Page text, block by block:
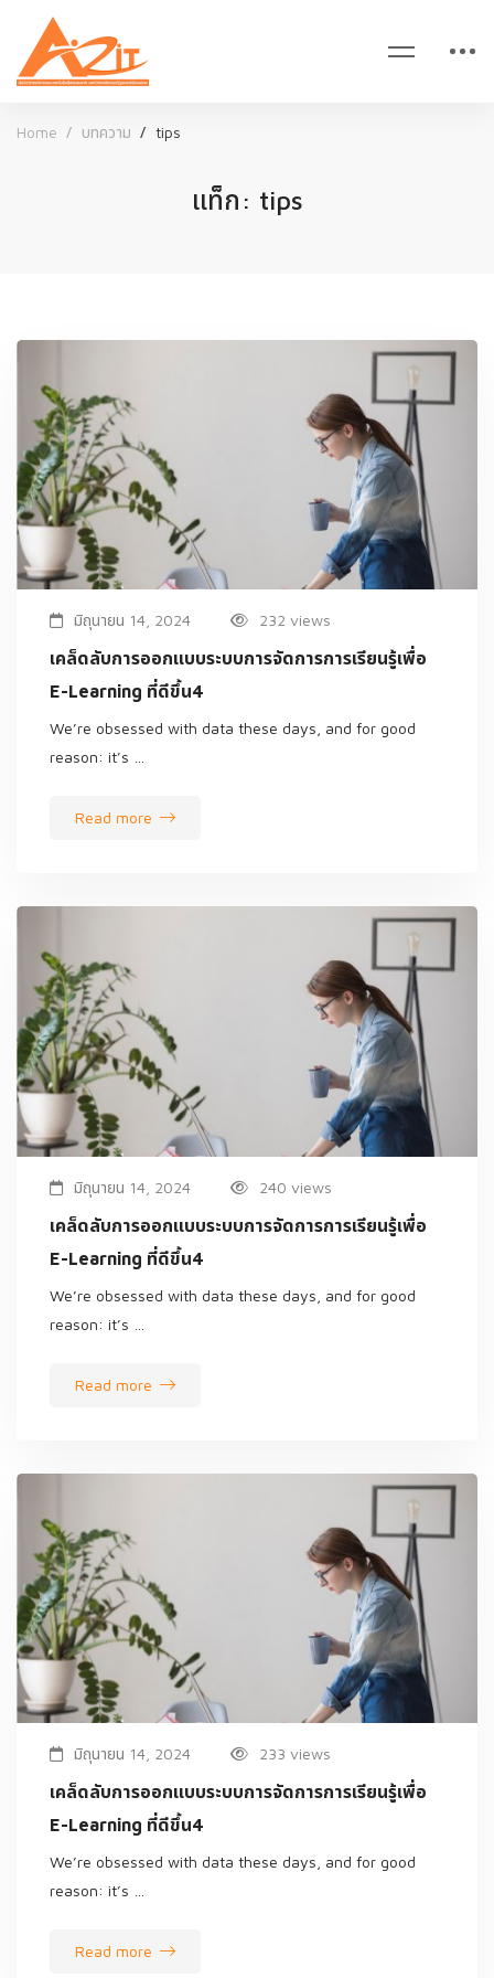
Home บทความ tips
แท็ก: tips
มิถุนายน 14, 2024 232 views
เคล็ดลับการออกแบบระบบการจัดการการเรียนรู้เพื่อ
E-Learning ที่ดีขึ้น4
We’re obsessed with data these days, and for good
reason: it’s …
Read more
มิถุนายน 14, 2024 240 views
เคล็ดลับการออกแบบระบบการจัดการการเรียนรู้เพื่อ
E-Learning ที่ดีขึ้น4
We’re obsessed with data these days, and for good
reason: it’s …
Read more
มิถุนายน 14, 2024 233 views
เคล็ดลับการออกแบบระบบการจัดการการเรียนรู้เพื่อ
E-Learning ที่ดีขึ้น4
We’re obsessed with data these days, and for good
reason: it’s …
Read more